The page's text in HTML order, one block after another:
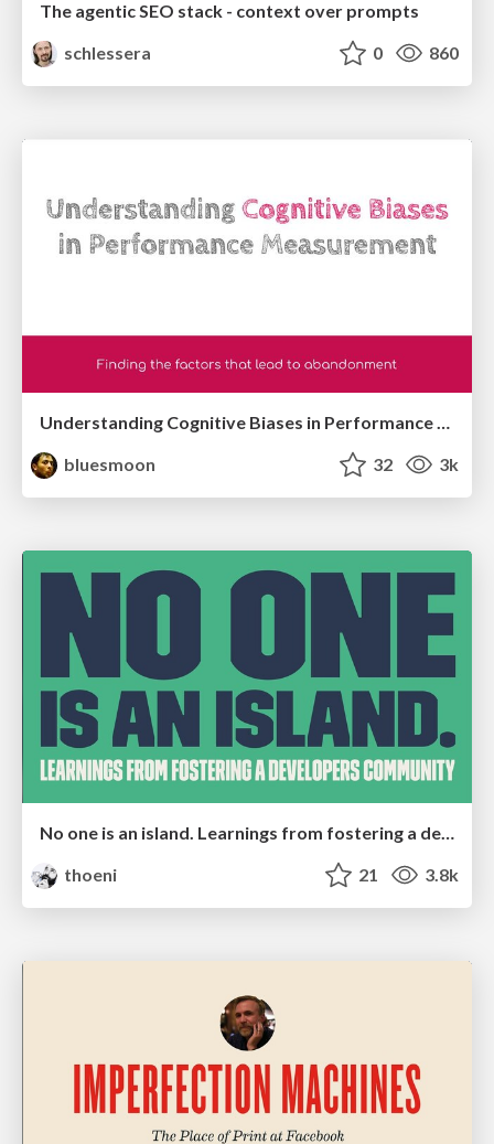
The agentic SEO stack - context over prompts
schlessera
0 860
bluesmoon
32 3k
No one is an island. Learnings from fostering a developers community.
thoeni
21 3.8k